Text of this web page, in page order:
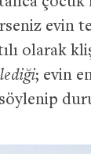
evin
olarak
; evin
söylenip